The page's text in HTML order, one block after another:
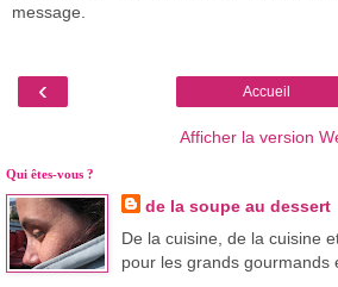
message.
‹ Accueil
Afficher la version
Qui êtes-vous ?
de la soupe au dessert
De la cuisine, de la cuisine
pour les grands gourmands